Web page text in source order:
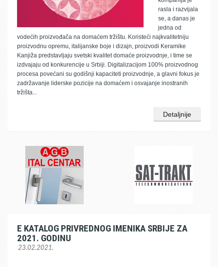
rasla i razvijala
se, a danas je
jedna od
vodećih proizvođača na domaćem tržištu. Koristeći najkvalitetniju
proizvodnu opremu, italijanske boje i dizajn, proizvodi Keramike
Kanjiža predstavljaju svetski kvalitet domaće proizvodnje, i time se
izdvajaju od konkurencije u Srbiji. Digitalizacijom 100% proizvodnog
procesa povećani su godišnji kapaciteti proizvodnje, a glavni fokus je
zadržavanje liderske pozicije na domaćem i osvajanje inostranih
tržišta...
Detaljnije
E KATALOG PRIVREDNOG IMENIKA SRBIJE ZA
2021. GODINU
23.02.2021.